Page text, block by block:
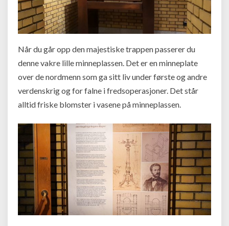
Når du går opp den majestiske trappen passerer du
denne vakre lille minneplassen. Det er en minneplate
over de nordmenn som ga sitt liv under første og andre
verdenskrig og for falne i fredsoperasjoner. Det står
alltid friske blomster i vasene på minneplassen.